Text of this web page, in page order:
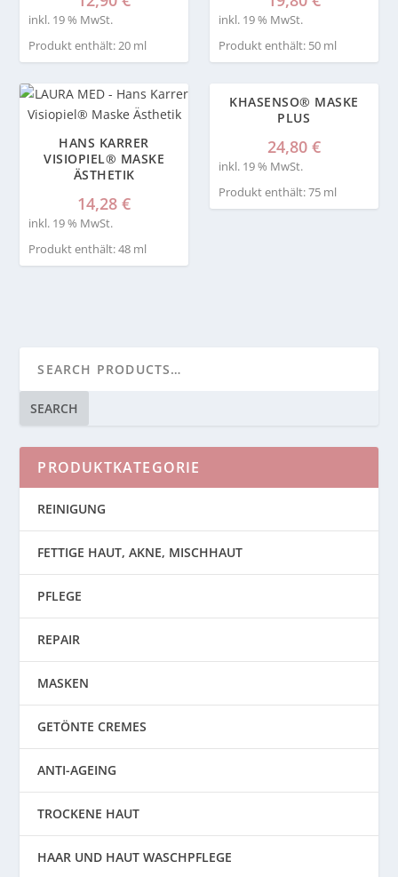
inkl. 19 % MwSt.
Produkt enthält: 20 ml
inkl. 19 % MwSt.
Produkt enthält: 50 ml
HANS KARRER
VISIOPIEL® MASKE
ÄSTHETIK
14,28€
inkl. 19 % MwSt.
Produkt enthält: 48 ml
KHASENSO® MASKE
PLUS
24,80 €
inkl. 19 % MwSt.
Produkt enthält: 75 ml
SEARCH
PRODUKTKATEGORIE
REINIGUNG
FETTIGE HAUT, AKNE, MISCHHAUT
PFLEGE
REPAIR
MASKEN
GETÖNTE CREMES
ANTI-AGEING
TROCKENE HAUT
HAAR UND HAUT WASCHPFLEGE